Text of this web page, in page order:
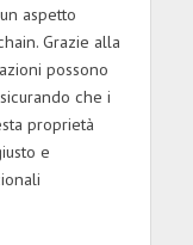
aspetto
Grazie alla
possono
che i
proprietà
e